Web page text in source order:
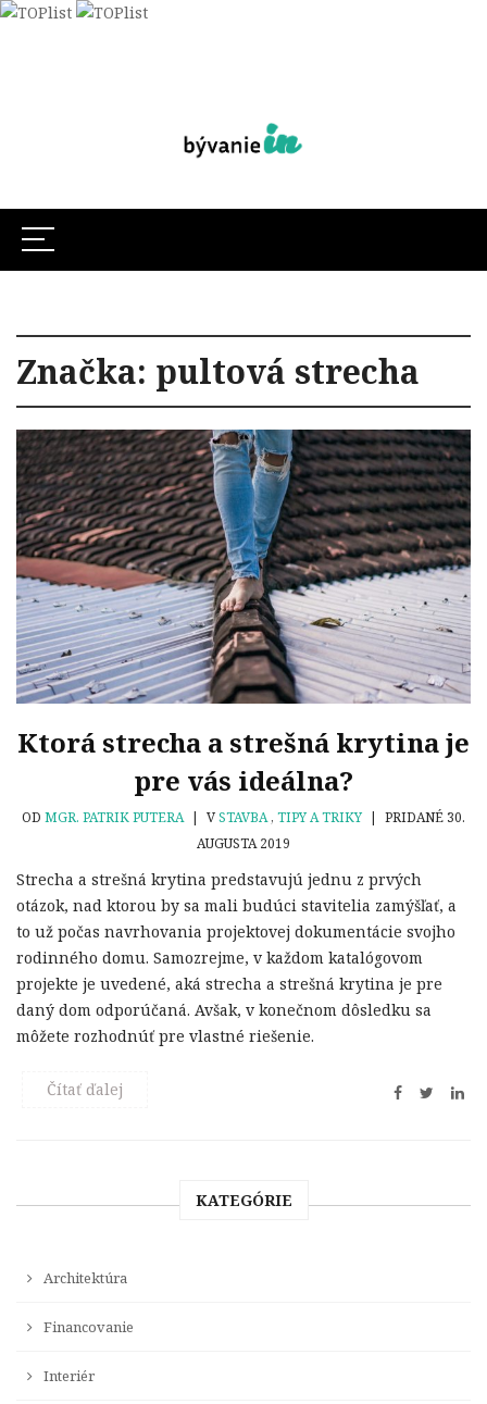
Značka: pultová strecha
Ktorá strecha a strešná krytina je
pre vás ideálna?
OD MGR. PATRIK PUTERA | VSTAVBA, TIPY A TRIKY | PRIDANÉ 30.
AUGUSTA 2019
Strecha a strešná krytina predstavujú jednu z prvých
otázok, nad ktorou by sa mali budúci stavitelia zamýšľať, a
to už počas navrhovania projektovej dokumentácie svojho
rodinného domu. Samozrejme, v každom katalógovom
projekte je uvedené, aká strecha a strešná krytina je pre
daný dom odporúčaná. Avšak, v konečnom dôsledku sa
môžete rozhodnúť pre vlastné riešenie.
Čítať ďalej
KATEGÓRIE
Architektúra
Financovanie
Interiér